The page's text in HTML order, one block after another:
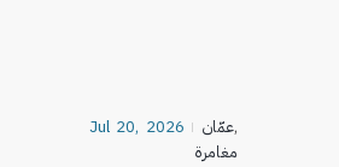
Jul 20, 2026 عمّان,
مغامرة